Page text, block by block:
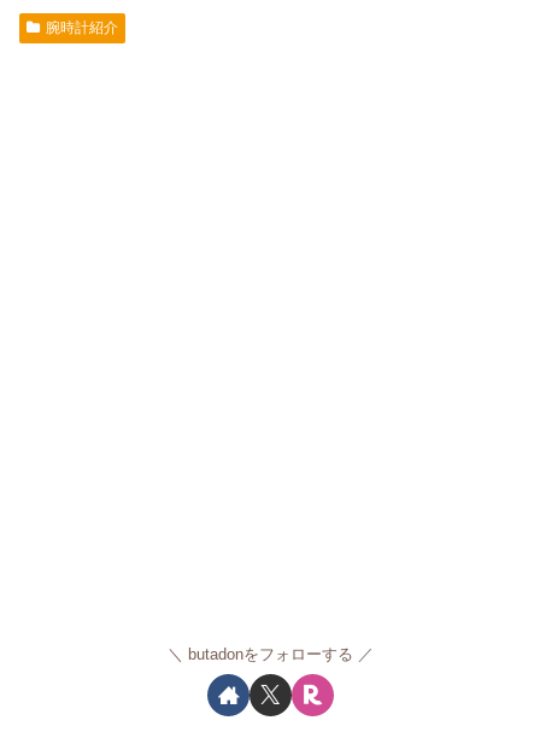
腕時計紹介
butadonをフォローする